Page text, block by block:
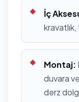
İç
Montaj:
duvara
derz